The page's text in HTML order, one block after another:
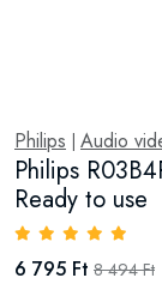
Philips Audio
Philips
Ready to use
6 795 Ft 8 494 Ft